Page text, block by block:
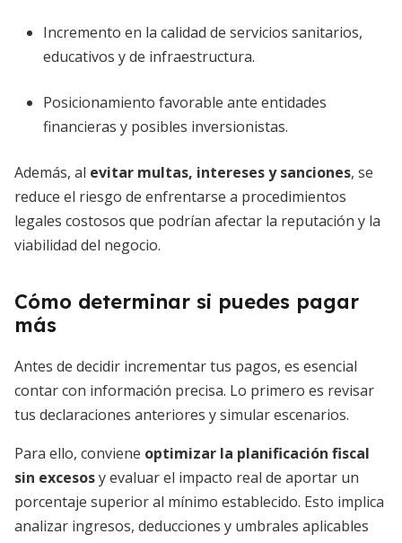
Incremento en la calidad de servicios sanitarios,
educativos y de infraestructura.
Posicionamiento favorable ante entidades
financieras y posibles inversionistas.
Además, al evitar multas, intereses y sanciones, se
reduce el riesgo de enfrentarse a procedimientos
legales costosos que podrían afectar la reputación y la
viabilidad del negocio.
Cómo determinar si puedes pagar
más
Antes de decidir incrementar tus pagos, es esencial
contar con información precisa. Lo primero es revisar
tus declaraciones anteriores y simular escenarios.
Para ello, conviene optimizar la planificación fiscal
sin excesosy evaluar el impacto real de aportar un
porcentaje superior al mínimo establecido. Esto implica
analizar ingresos, deducciones y umbrales aplicables